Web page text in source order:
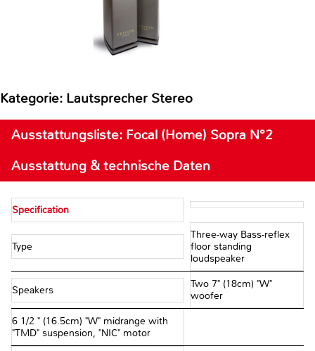
Kategorie: Lautsprecher Stereo
Ausstattungsliste: Focal (Home) Sopra N°2
Ausstattung & technische Daten
Specification
Type
Three-way Bass-reflex
floor standing
loudspeaker
Speakers
Two 7" (18cm) "W"
woofer
6 1/2 " (16.5cm) "W" midrange with
"TMD" suspension, "NIC" motor